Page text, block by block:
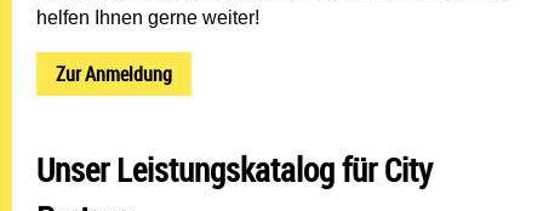
helfen Ihnen gerne weiter!
Zur Anmeldung
Unser Leistungskatalog für City